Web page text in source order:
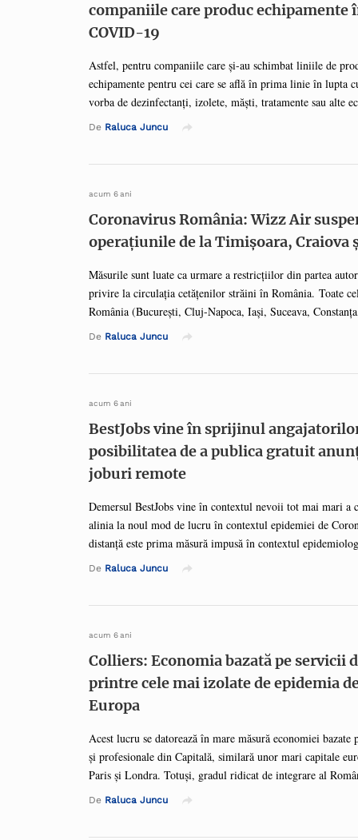
companiile care produc echipamente
COVID-19
Astfel, pentru companiile care și-au schimbat liniile de
echipamente pentru cei care se află în prima linie în lupta
vorba de dezinfectanți, izolete, măști, tratamente sau alte
Software va prelua, în mod gratuit, procesele de resurse
oamenii de afaceri au acționat rapid pentru a veni în
De Raluca Juncu
acum 6 ani
Coronavirus România: Wizz Air
operațiunile de la Timișoara, Craiova
Măsurile sunt luate ca urmare a restricțiilor din partea
privire la circulația cetățenilor străini în România. Toate
România (București, Cluj-Napoca, Iași, Suceava,
Mare) rămân active, dar cu restricțiile impuse de diferitele
De Raluca Juncu
acum 6 ani
BestJobs vine în sprijinul
posibilitatea de a publica gratuit
joburi remote
Demersul BestJobs vine în contextul nevoii tot mai mari a
alinia la noul mod de lucru în contextul epidemiei de
distanță este prima măsură impusă în contextul
protejarea sănătății angajaților. Astfel, companiile se
acest context am decis să venim în sprijinul companiilor să
De Raluca Juncu
acum 6 ani
Colliers: Economia bazată pe servicii
printre cele mai izolate de epidemia
Europa
Acest lucru se datorează în mare măsură economiei
și profesionale din Capitală, similară unor mari capitale
Paris și Londra. Totuși, gradul ridicat de integrare al
de producție sugerează că economia va întâmpina presiuni
De Raluca Juncu